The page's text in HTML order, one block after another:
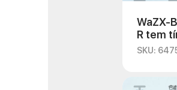
WaZX-
R tem
SKU: